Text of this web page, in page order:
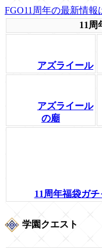
FGO11周年の最新情報
11周
アズライール
アズライール
の廟
11周年福袋ガチ
学園クエスト